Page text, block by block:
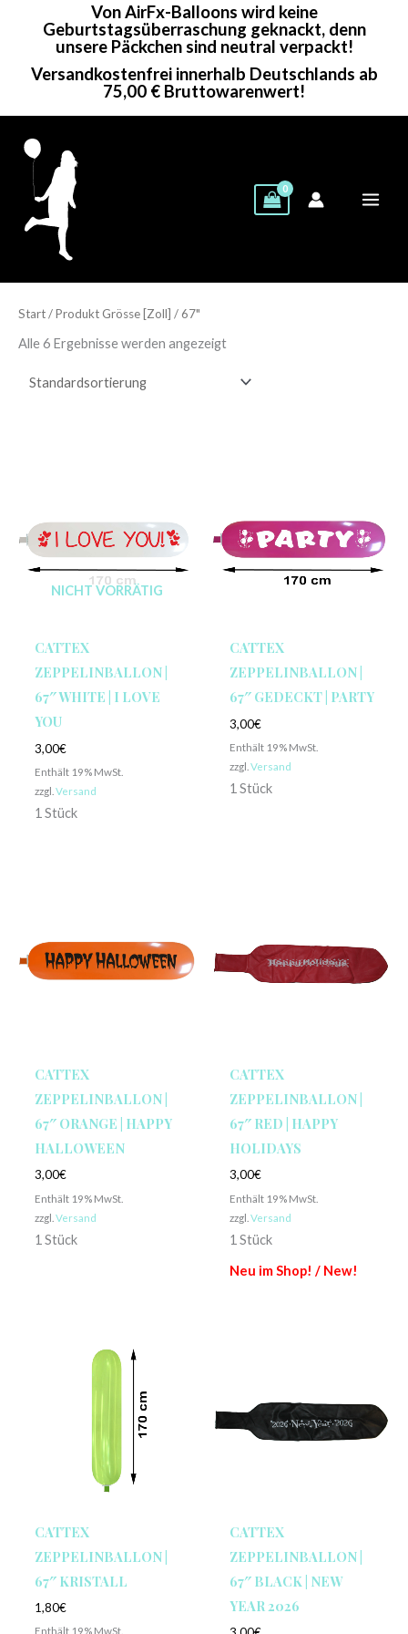
Von AirFx-Balloons wird keine
Geburtstagsüberraschung geknackt, denn
unsere Päckchen sind neutral verpackt!
Versandkostenfrei innerhalb Deutschlands ab
75,00 € Bruttowarenwert!
Start/ Produkt Grösse [Zoll] / 67"
Alle 6 Ergebnisse werden angezeigt
NICHT VORRÄTIG
CATTEX
ZEPPELINBALLON |
67″ WHITE | I LOVE
YOU
3,00€
Enthält 19% MwSt.
zzgl. Versand
1 Stück
CATTEX
ZEPPELINBALLON |
67″ GEDECKT | PARTY
3,00€
Enthält 19% MwSt.
zzgl. Versand
1 Stück
CATTEX
ZEPPELINBALLON |
67″ ORANGE | HAPPY
HALLOWEEN
3,00€
Enthält 19% MwSt.
zzgl. Versand
1 Stück
CATTEX
ZEPPELINBALLON |
67″ RED | HAPPY
HOLIDAYS
3,00€
Enthält 19% MwSt.
zzgl. Versand
1 Stück
Neu im Shop! / New!
CATTEX
ZEPPELINBALLON |
67″ KRISTALL
1,80€
Enthält 19% MwSt.
CATTEX
ZEPPELINBALLON |
67″ BLACK | NEW
YEAR 2026